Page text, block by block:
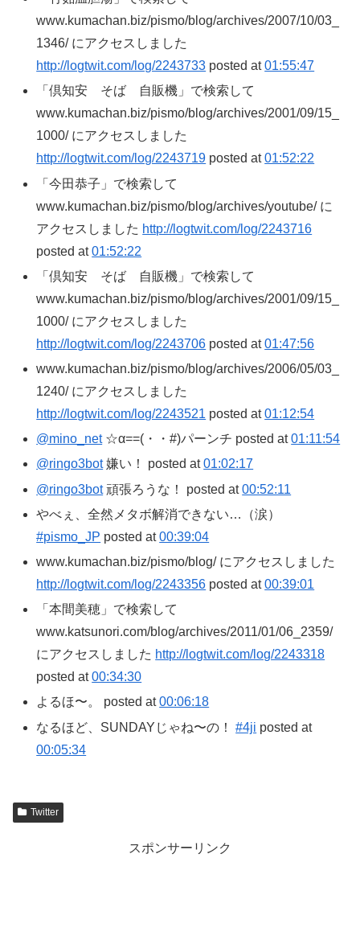
www.kumachan.biz/pismo/blog/archives/2007/10/03_
1346/ にアクセスしました
http://logtwit.com/log/2243733 posted at01:55:47
「倶知安 そば 自販機」で検索して
www.kumachan.biz/pismo/blog/archives/2001/09/15_
1000/ にアクセスしました
http://logtwit.com/log/2243719 posted at01:52:22
「今田恭子」で検索して
www.kumachan.biz/pismo/blog/archives/youtube/ に
アクセスしました http://logtwit.com/log/2243716
posted at01:52:22
「倶知安 そば 自販機」で検索して
www.kumachan.biz/pismo/blog/archives/2001/09/15_
1000/ にアクセスしました
http://logtwit.com/log/2243706 posted at01:47:56
www.kumachan.biz/pismo/blog/archives/2006/05/03_
1240/ にアクセスしました
http://logtwit.com/log/2243521 posted at01:12:54
@mino_net☆α==(・・#)パーンチ posted at01:11:54
@ringo3bot嫌い！ posted at01:02:17
@ringo3bot頑張ろうな！ posted at00:52:11
やべぇ、全然メタボ解消できない…（涙）
#pismo_JP posted at00:39:04
www.kumachan.biz/pismo/blog/ にアクセスしました
http://logtwit.com/log/2243356 posted at00:39:01
「本間美穂」で検索して
www.katsunori.com/blog/archives/2011/01/06_2359/
にアクセスしました http://logtwit.com/log/2243318
posted at00:34:30
よるほ〜。 posted at00:06:18
なるほど、SUNDAYじゃね〜の！#4ji posted at
00:05:34
Twitter
スポンサーリンク